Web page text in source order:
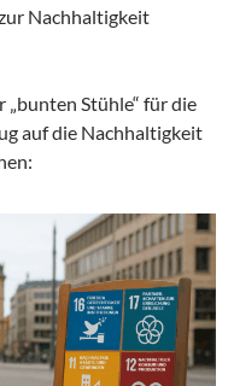
Nachhaltigkeit
Stühle“ für die
auf die Nachhaltigkeit